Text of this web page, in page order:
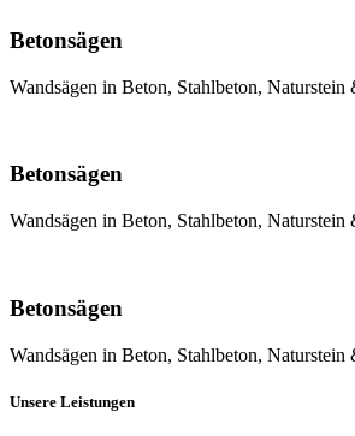
Betonsägen
Wandsägen in Beton, Stahlbeton,
Betonsägen
Wandsägen in Beton, Stahlbeton,
Betonsägen
Wandsägen in Beton, Stahlbeton,
Unsere Leistungen